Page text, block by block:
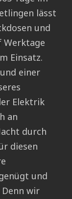
lässt
und
Werktage
Einsatz.
einer
Elektrik
an
durch
diesen
und
wir